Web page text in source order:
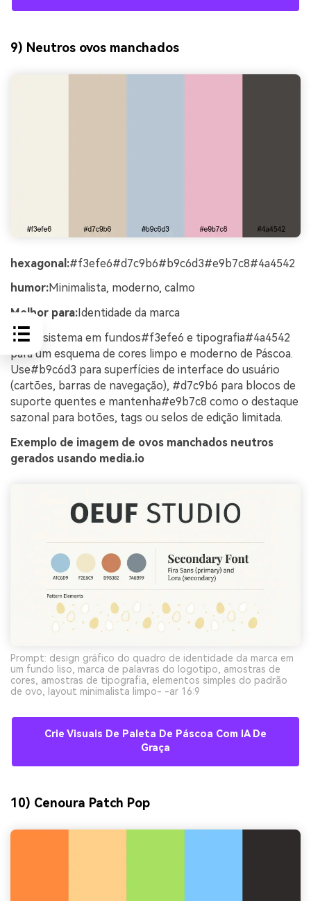
9) Neutros ovos manchados
hexagonal:#f3efe6#d7c9b6#b9c6d3#e9b7c8#4a4542
humor:Minimalista, moderno, calmo
Melhor para: Identidade da marca
Crie o sistema em fundos#f3efe6 e tipografia#4a4542
para um esquema de cores limpo e moderno de Páscoa.
Use#b9c6d3 para superfícies de interface do usuário
(cartões, barras de navegação), #d7c9b6 para blocos de
suporte quentes e mantenha#e9b7c8 como o destaque
sazonal para botões, tags ou selos de edição limitada.
Exemplo de imagem de ovos manchados neutros
gerados usando media.io
Prompt: design gráfico do quadro de identidade da marca em
um fundo liso, marca de palavras do logotipo, amostras de
cores, amostras de tipografia, elementos simples do padrão
de ovo, layout minimalista limpo- -ar 16:9
Crie Visuais De Paleta De Páscoa Com IA De
Graça
10) Cenoura Patch Pop